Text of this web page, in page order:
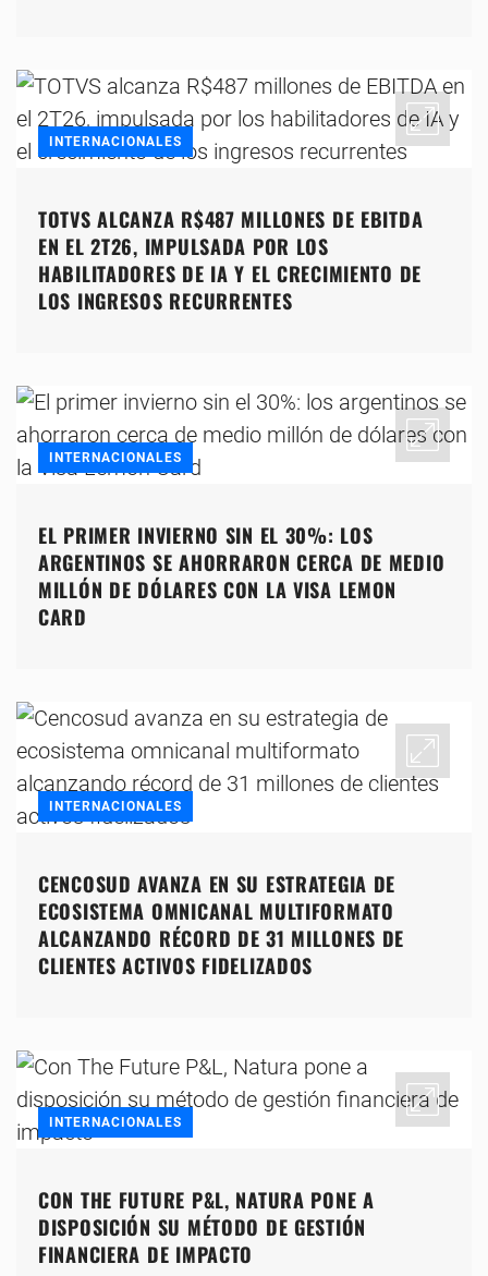
INTERNACIONALES
TOTVS ALCANZA R$487 MILLONES DE EBITDA
EN EL 2T26, IMPULSADA POR LOS
HABILITADORES DE IA Y EL CRECIMIENTO DE
LOS INGRESOS RECURRENTES
INTERNACIONALES
EL PRIMER INVIERNO SIN EL 30%: LOS
ARGENTINOS SE AHORRARON CERCA DE MEDIO
MILLÓN DE DÓLARES CON LA VISA LEMON
CARD
INTERNACIONALES
CENCOSUD AVANZA EN SU ESTRATEGIA DE
ECOSISTEMA OMNICANAL MULTIFORMATO
ALCANZANDO RÉCORD DE 31 MILLONES DE
CLIENTES ACTIVOS FIDELIZADOS
INTERNACIONALES
CON THE FUTURE P&L, NATURA PONE A
DISPOSICIÓN SU MÉTODO DE GESTIÓN
FINANCIERA DE IMPACTO